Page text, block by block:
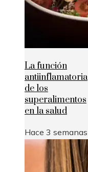
La función
antiinflamatoria
de los
superalimentos
en la salud
Hace 3 semanas